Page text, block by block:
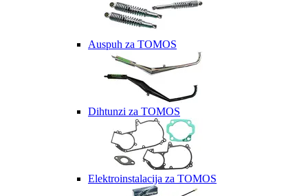
Auspuh za TOMOS
Dihtunzi za TOMOS
Elektroinstalacija za TOMOS